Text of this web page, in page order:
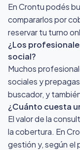
En Crontu podés
compararlos por
reservar tu turno
¿Los
social?
Muchos
sociales y
buscador, y
¿Cuánto cuesta
El valor de la
la cobertura. En
gestión y, según el